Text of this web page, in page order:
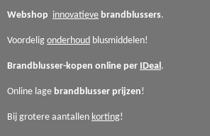
Webshop innovatieve brandblussers.
Voordelig onderhoud blusmiddelen!
Brandblusser-kopen online per IDeal .
Online lage brandblusser prijzen!
Bij grotere aantallen korting!